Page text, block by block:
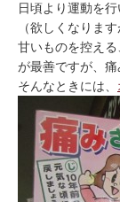
日頃より運動を
（欲しくなりま
甘いものを控える
が最善ですが、
そんなときには、